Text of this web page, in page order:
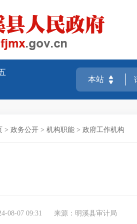
> 政务公开 > 机构职能 > 政府工作机构
08-07 09:31 来源：明溪县审计局